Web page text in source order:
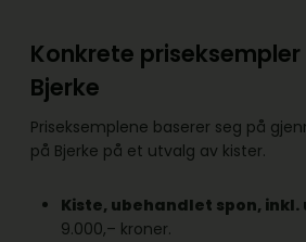
Konkrete
Bjerke
Priseksemplene baserer seg på
på Bjerke på et utvalg av kister.
Kiste, ubehandlet spon,
9.000,– kroner.